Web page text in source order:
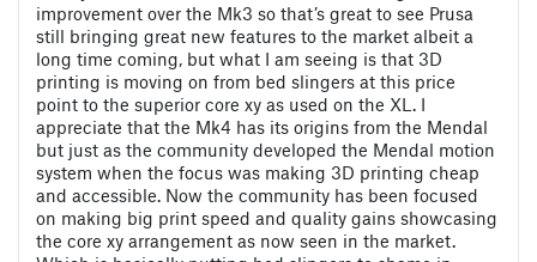
improvement over the Mk3 so that’s great to see Prusa
still bringing great new features to the market albeit a
long time coming, but what I am seeing is that 3D
printing is moving on from bed slingers at this price
point to the superior core xy as used on the XL. I
appreciate that the Mk4 has its origins from the Mendal
but just as the community developed the Mendal motion
system when the focus was making 3D printing cheap
and accessible. Now the community has been focused
on making big print speed and quality gains showcasing
the core xy arrangement as now seen in the market.